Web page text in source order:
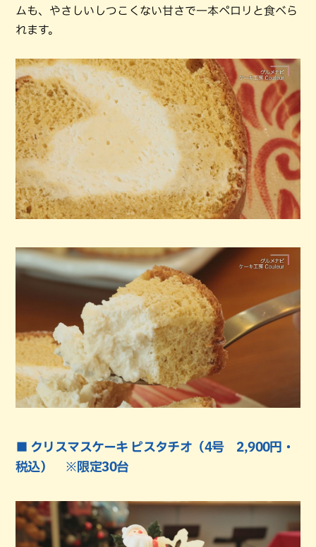
ムも、やさしいしつこくない甘さで一本ペロリと食べら
れます。
■ クリスマスケーキ ピスタチオ（4号 2,900円・
税込） ※限定30台